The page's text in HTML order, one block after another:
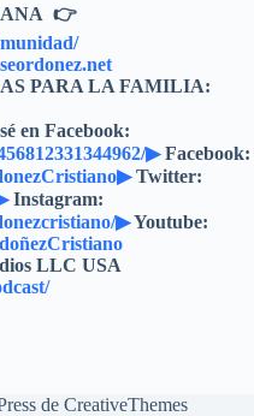
👉
PARA LA FAMILIA:
en Facebook:
▶Facebook:
Twitter:
Instagram:
▶Youtube:
LLC USA
de CreativeThemes